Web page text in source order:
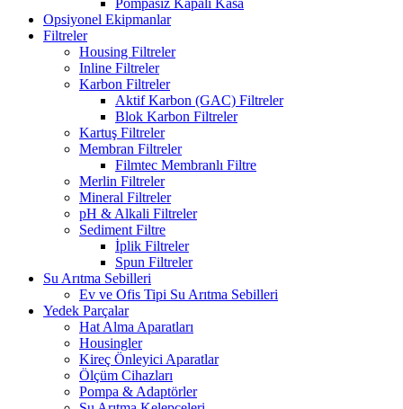
Opsiyonel Ekipmanlar
Filtreler
Housing Filtreler
Inline Filtreler
Karbon Filtreler
Aktif Karbon (GAC) Filtreler
Blok Karbon Filtreler
Kartuş Filtreler
Membran Filtreler
Filmtec Membranlı Filtre
Merlin Filtreler
Mineral Filtreler
pH & Alkali Filtreler
Sediment Filtre
İplik Filtreler
Spun Filtreler
Su Arıtma Sebilleri
Ev ve Ofis Tipi Su Arıtma Sebilleri
Yedek Parçalar
Hat Alma Aparatları
Housingler
Kireç Önleyici Aparatlar
Ölçüm Cihazları
Pompa & Adaptörler